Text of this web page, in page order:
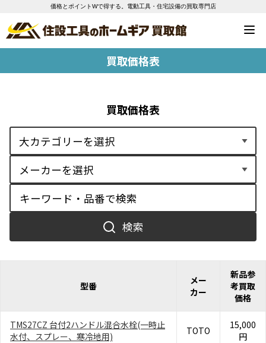
価格とポイントWで得する。電動工具・住宅設備の買取専門店
買取価格表
買取価格表
検索
型番
メー
カー
新品参
考買取
価格
TMS27CZ 台付2ハンドル混合水栓(一時止
水付、スプレー、寒冷地用)
TOTO
15,000
円